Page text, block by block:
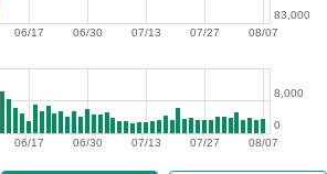
08/07
07/27
07/13
06/30
06/17
83,000
08/07
07/27
07/13
06/30
06/17
0
8,000